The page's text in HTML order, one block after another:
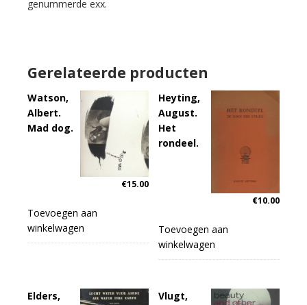
genummerde exx.
Gerelateerde producten
Watson,
Albert.
Mad dog.
€15.00
Toevoegen aan
winkelwagen
Heyting,
August.
Het
rondeel.
€10.00
Toevoegen aan
winkelwagen
Elders,
Vlugt,